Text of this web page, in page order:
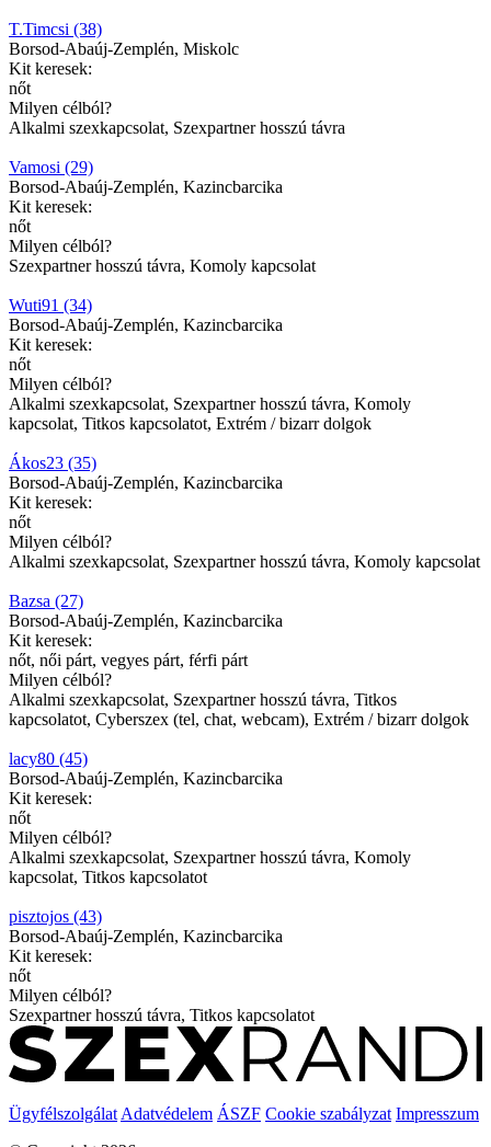
T.Timcsi (38)
Borsod-Abaúj-Zemplén, Miskolc
Kit keresek:
nőt
Milyen célból?
Alkalmi szexkapcsolat, Szexpartner hosszú távra
Vamosi (29)
Borsod-Abaúj-Zemplén, Kazincbarcika
Kit keresek:
nőt
Milyen célból?
Szexpartner hosszú távra, Komoly kapcsolat
Wuti91 (34)
Borsod-Abaúj-Zemplén, Kazincbarcika
Kit keresek:
nőt
Milyen célból?
Alkalmi szexkapcsolat, Szexpartner hosszú távra, Komoly
kapcsolat, Titkos kapcsolatot, Extrém / bizarr dolgok
Ákos23 (35)
Borsod-Abaúj-Zemplén, Kazincbarcika
Kit keresek:
nőt
Milyen célból?
Alkalmi szexkapcsolat, Szexpartner hosszú távra, Komoly kapcsolat
Bazsa (27)
Borsod-Abaúj-Zemplén, Kazincbarcika
Kit keresek:
nőt, női párt, vegyes párt, férfi párt
Milyen célból?
Alkalmi szexkapcsolat, Szexpartner hosszú távra, Titkos
kapcsolatot, Cyberszex (tel, chat, webcam), Extrém / bizarr dolgok
lacy80 (45)
Borsod-Abaúj-Zemplén, Kazincbarcika
Kit keresek:
nőt
Milyen célból?
Alkalmi szexkapcsolat, Szexpartner hosszú távra, Komoly
kapcsolat, Titkos kapcsolatot
pisztojos (43)
Borsod-Abaúj-Zemplén, Kazincbarcika
Kit keresek:
nőt
Milyen célból?
Szexpartner hosszú távra, Titkos kapcsolatot
Ügyfélszolgálat Adatvédelem ÁSZF Cookie szabályzat Impresszum